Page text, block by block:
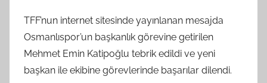
TFF’nun internet sitesinde yayınlanan mesajda
Osmanlıspor’un başkanlık görevine getirilen
Mehmet Emin Katipoğlu tebrik edildi ve yeni
başkan ile ekibine görevlerinde başarılar dilendi.